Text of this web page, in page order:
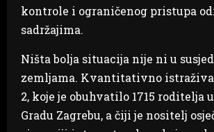
kontrole i ograničenog pristupa
sadržajima.
Ništa bolja situacija nije ni u
zemljama. Kvantitativno
2, koje je obuhvatilo 1715 roditelja
Gradu Zagrebu, a čiji je nositelj